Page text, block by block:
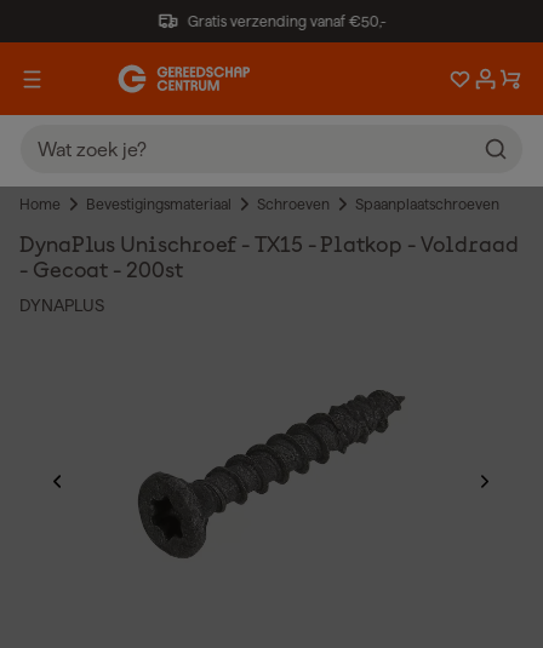
Gratis verzending vanaf €50,-
Home Bevestigingsmateriaal Schroeven Spaanplaatschroeven
DynaPlus Unischroef - TX15 - Platkop - Voldraad
- Gecoat - 200st
DYNAPLUS